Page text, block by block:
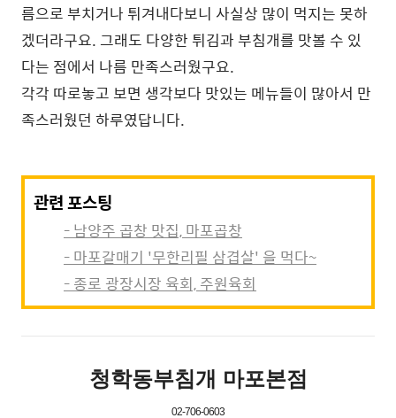
름으로 부치거나 튀겨내다보니 사실상 많이 먹지는 못하
겠더라구요. 그래도 다양한 튀김과 부침개를 맛볼 수 있
다는 점에서 나름 만족스러웠구요.
각각 따로놓고 보면 생각보다 맛있는 메뉴들이 많아서 만
족스러웠던 하루였답니다.
관련 포스팅
- 남양주 곱창 맛집, 마포곱창
- 마포갈매기 '무한리필 삼겹살' 을 먹다~
- 종로 광장시장 육회, 주원육회